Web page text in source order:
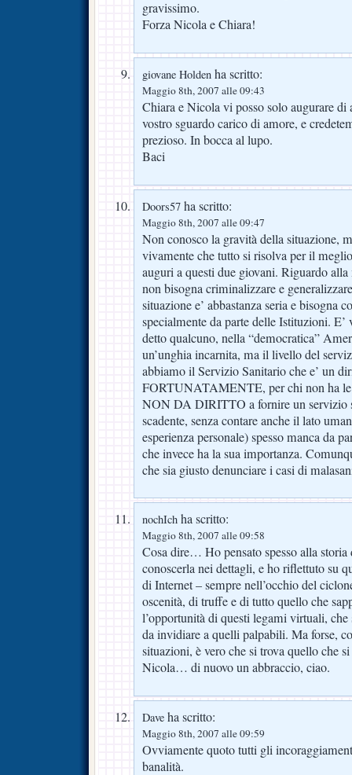
gravissimo.
Forza Nicola e Chiara!
giovane Holden ha scritto:
Maggio 8th, 2007 alle 09:43
Chiara e Nicola vi posso solo augurare
vostro sguardo carico di amore, e
prezioso. In bocca al lupo.
Baci
Doors57 ha scritto:
Maggio 8th, 2007 alle 09:47
Non conosco la gravità della situazione,
vivamente che tutto si risolva per il
auguri a questi due giovani. Riguardo alla
non bisogna criminalizzare e
situazione e’ abbastanza seria e bisogna
specialmente da parte delle Istituzioni. E’
detto qualcuno, nella “democratica”
un’unghia incarnita, ma il livello del
abbiamo il Servizio Sanitario che e’ un
FORTUNATAMENTE, per chi non ha le
NON DA DIRITTO a fornire un servizio
scadente, senza contare anche il lato
esperienza personale) spesso manca da
che invece ha la sua importanza.
che sia giusto denunciare i casi di
nochIch ha scritto:
Maggio 8th, 2007 alle 09:58
Cosa dire… Ho pensato spesso alla storia
conoscerla nei dettagli, e ho riflettuto su
di Internet – sempre nell’occhio del
oscenità, di truffe e di tutto quello che
l’opportunità di questi legami virtuali, che
da invidiare a quelli palpabili. Ma forse,
situazioni, è vero che si trova quello che
Nicola… di nuovo un abbraccio, ciao.
Dave ha scritto:
Maggio 8th, 2007 alle 09:59
Ovviamente quoto tutti gli
banalità.